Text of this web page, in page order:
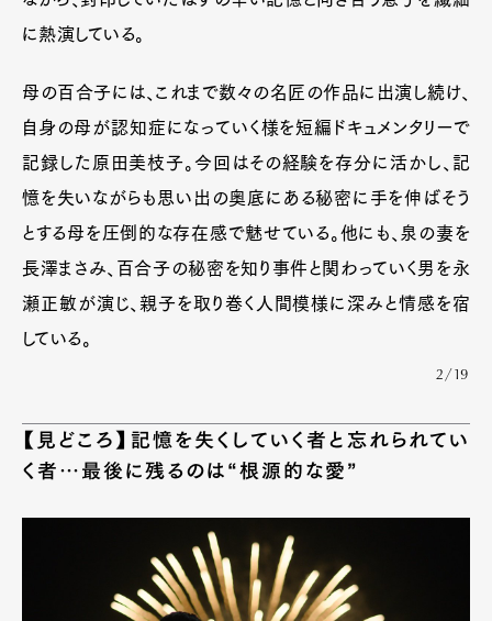
に熱演している。
母の百合子には、これまで数々の名匠の作品に出演し続け、
自身の母が認知症になっていく様を短編ドキュメンタリーで
記録した原田美枝子。今回はその経験を存分に活かし、記
憶を失いながらも思い出の奥底にある秘密に手を伸ばそう
とする母を圧倒的な存在感で魅せている。他にも、泉の妻を
長澤まさみ、百合子の秘密を知り事件と関わっていく男を永
瀬正敏が演じ、親子を取り巻く人間模様に深みと情感を宿
している。
2/19
【見どころ】記憶を失くしていく者と忘れられてい
く者…最後に残るのは“根源的な愛”